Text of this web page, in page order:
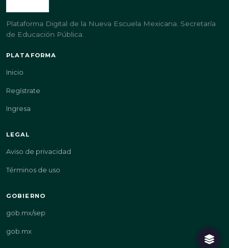
Plataforma Digital de la Nueva Escuela Mexicana. Secretaría
de Educación Pública.
PLATAFORMA
Inicio
Regístrate
Ingresa
LEGAL
Aviso de privacidad
Términos de uso
GOBIERNO
gob.mx/sep
gob.mx